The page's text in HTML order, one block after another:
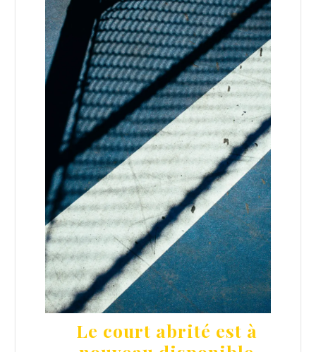
Le court abrité est à